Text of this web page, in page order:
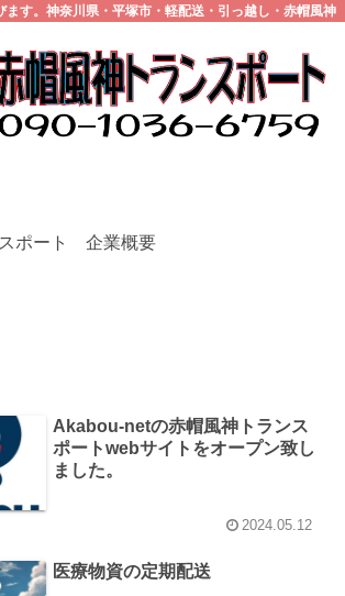
ます。神奈川県・平塚市・軽配送・引っ越し・赤帽風神
ポート 企業概要
Akabou-netの赤帽風神トランス
ポートwebサイトをオープン致し
ました。
2024.05.12
医療物資の定期配送